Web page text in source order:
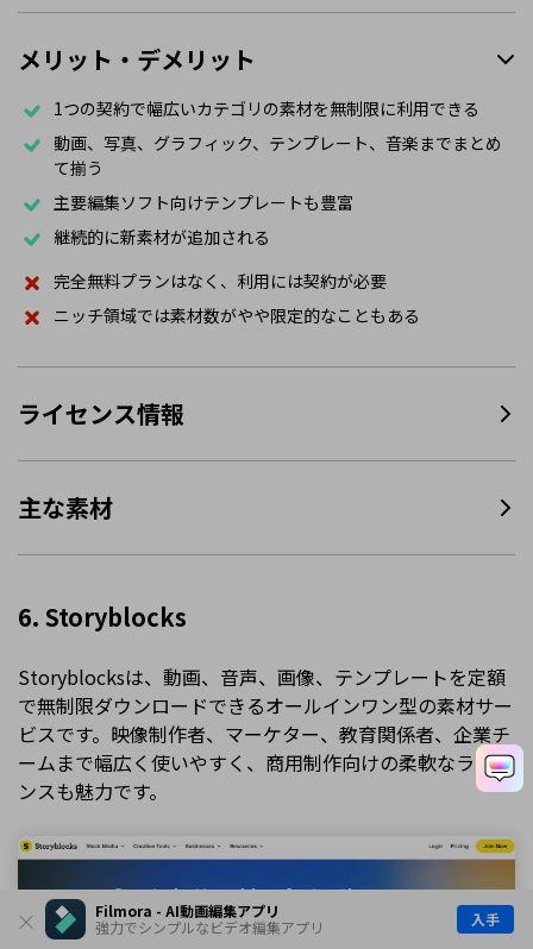
Filmora - AI動画編集アプリ
強力でシンプルなビデオ編集アプリ
入手
メリット・デメリット
1つの契約で幅広いカテゴリの素材を無制限に利用できる
動画、写真、グラフィック、テンプレート、音楽までまとめ
て揃う
主要編集ソフト向けテンプレートも豊富
継続的に新素材が追加される
完全無料プランはなく、利用には契約が必要
ニッチ領域では素材数がやや限定的なこともある
ライセンス情報
主な素材
6. Storyblocks
Storyblocksは、動画、音声、画像、テンプレートを定額
で無制限ダウンロードできるオールインワン型の素材サー
ビスです。映像制作者、マーケター、教育関係者、企業チ
ームまで幅広く使いやすく、商用制作向けの柔軟なライセ
ンスも魅力です。